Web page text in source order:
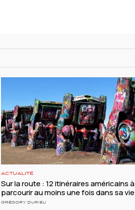
ACTUALITÉ
Sur la route : 12 itinéraires américains à
parcourir au moins une fois dans sa vie
GRÉGORY DURIEU